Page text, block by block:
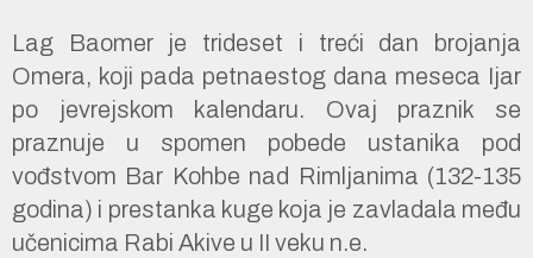
Lag Baomer je trideset i treći dan brojanja
Omera, koji pada petnaestog dana meseca Ijar
po jevrejskom kalendaru. Ovaj praznik se
praznuje u spomen pobede ustanika pod
vođstvom Bar Kohbe nad Rimljanima (132-135
godina) i prestanka kuge koja je zavladala među
učenicima Rabi Akive u II veku n.e.